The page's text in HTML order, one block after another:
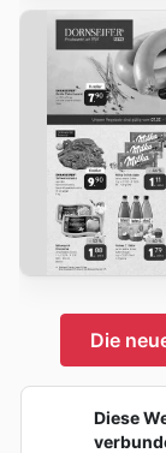
Die
Diese